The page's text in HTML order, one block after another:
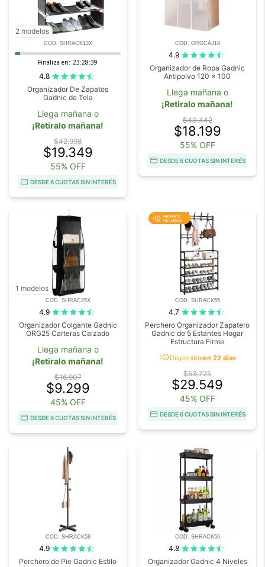
2 modelos
COD. SHRACK13X
Finaliza en: 23:28:38
4.8
Organizador De Zapatos
Gadnic de Tela
Llega mañana o
¡Retiralo mañana!
$42.998
$19.349
55% OFF
DESDE 6 CUOTAS SIN INTERÉS
COD. ORGCAJ18
4.9
Organizador de Ropa Gadnic
Antipolvo 120 x 100
Llega mañana o
¡Retiralo mañana!
$40.442
$18.199
55% OFF
DESDE 6 CUOTAS SIN INTERÉS
1 modelos
COD. SHRAC25X
4.9
Organizador Colgante Gadnic
ORG25 Carteras Calzado
Llega mañana o
¡Retiralo mañana!
$16.907
$9.299
45% OFF
DESDE 6 CUOTAS SIN INTERÉS
COD. SHRACK55
4.7
Perchero Organizador Zapatero
Gadnic de 5 Estantes Hogar
Estructura Firme
acuteDisponibleen 22 días
$53.725
$29.549
45% OFF
DESDE 6 CUOTAS SIN INTERÉS
COD. SHRACK58
4.9
Perchero de Pie Gadnic Estilo
COD. SHRACK56
4.8
Organizador Gadnic 4 Niveles